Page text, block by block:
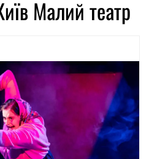
Малий театр